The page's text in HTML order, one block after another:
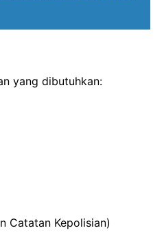
yang dibutuhkan:
Catatan Kepolisian)